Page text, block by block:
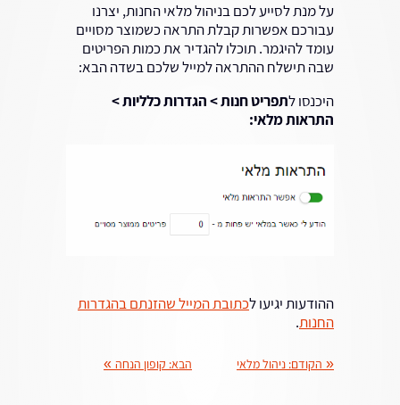
על מנת לסייע לכם בניהול מלאי החנות, יצרנו
עבורכם אפשרות קבלת התראה כשמוצר מסויים
עומד להיגמר. תוכלו להגדיר את כמות הפריטים
שבה תישלח ההתראה למייל שלכם בשדה הבא:
היכנסו לתפריט חנות > הגדרות כלליות >
התראות מלאי:
ההודעות יגיעו לכתובת המייל שהזנתם בהגדרות
החנות.
« הקודם: ניהול מלאי הבא: קופון הנחה »